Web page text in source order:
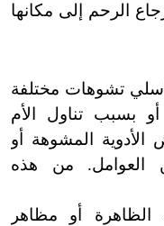
الرحم إلى مكانها
تشوهات مختلفة
بسبب تناول الأم
الأدوية المشوهة أو
العوامل. من هذه
الظاهرة أو مظاهر